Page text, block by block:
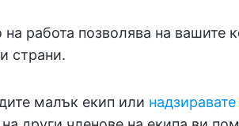
на работа позволява на вашите
страни.
малък екип или